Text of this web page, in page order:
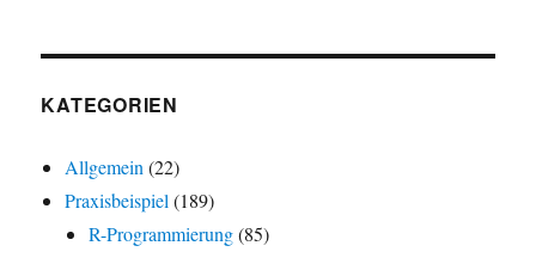
KATEGORIEN
Allgemein (22)
Praxisbeispiel (189)
R-Programmierung(85)